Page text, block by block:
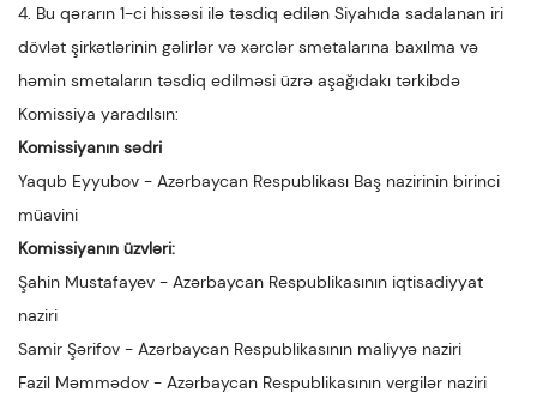
4. Bu qərarın 1-ci hissəsi ilə təsdiq edilən Siyahıda sadalanan iri
dövlət şirkətlərinin gəlirlər və xərclər smetalarına baxılma və
həmin smetaların təsdiq edilməsi üzrə aşağıdakı tərkibdə
Komissiya yaradılsın:
Komissiyanın sədri
Yaqub Eyyubov - Azərbaycan Respublikası Baş nazirinin birinci
müavini
Komissiyanın üzvləri:
Şahin Mustafayev - Azərbaycan Respublikasının iqtisadiyyat
naziri
Samir Şərifov - Azərbaycan Respublikasının maliyyə naziri
Fazil Məmmədov - Azərbaycan Respublikasının vergilər naziri